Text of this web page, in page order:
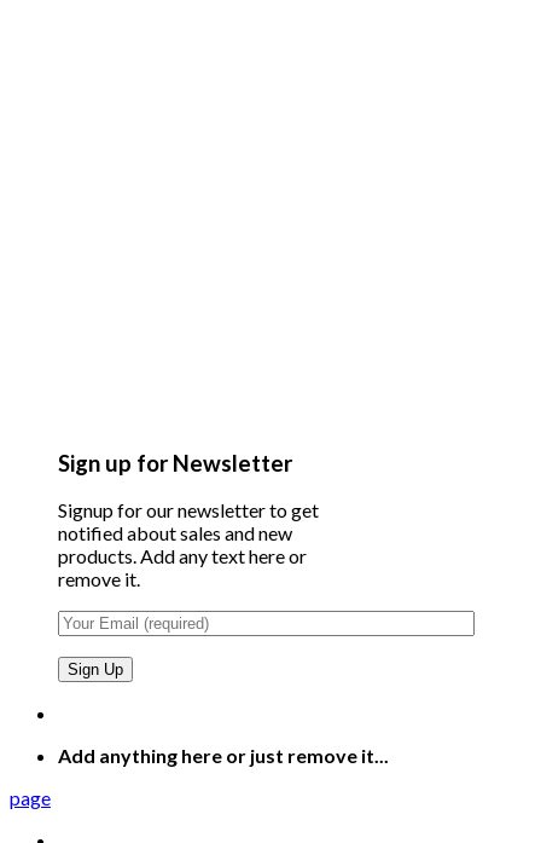
Sign up for Newsletter
Signup for our newsletter to get
notified about sales and new
products. Add any text here or
remove it.
Add anything here or just remove it...
page